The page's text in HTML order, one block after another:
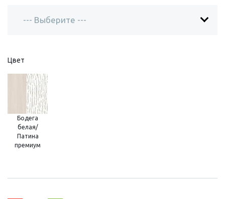
Цвет
Бодега
белая/
Патина
премиум